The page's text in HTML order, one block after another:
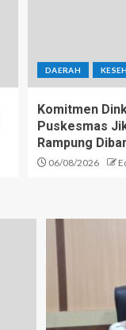
DAERAH
Komitmen
Puskesmas
Rampung
06/08/2026